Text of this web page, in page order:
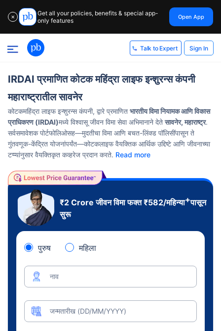
✕
Get all your policies, benefits & special app-
only features
Open App
Talk to Expert Sign In
IRDAI प्रमाणित कोटक महिंद्रा लाइफ इन्शुरन्स कंपनी
महाराष्ट्रातील सावनेर
कोटकमहिंद्रा लाइफ इन्शुरन्स कंपनी, द्वारे प्रमाणित भारतीय विमा नियामक आणि विकास
प्राधिकरण (IRDAI)मध्ये विश्वासू जीवन विमा सेवा अभिमानाने देतेसावनेर, महाराष्ट्र.
सर्वसमावेशक पोर्टफोलिओसह—मुदतीचा विमा आणि बचत-लिंक्ड पॉलिसींपासून ते
गुंतवणूक-केंद्रित योजनांपर्यंत—कोटकलाइफ वैयक्तिक आर्थिक उद्दिष्टे आणि जीवनाच्या
टप्प्यांनुसार वैयक्तिकृत कव्हरेज प्रदान करते. Read more
₹2 Croreजीवन विमा फक्त₹582/महिन्या+पासून
सुरू
पुरुष महिला
नाव
जन्मतारीख (DD/MM/YYYY)